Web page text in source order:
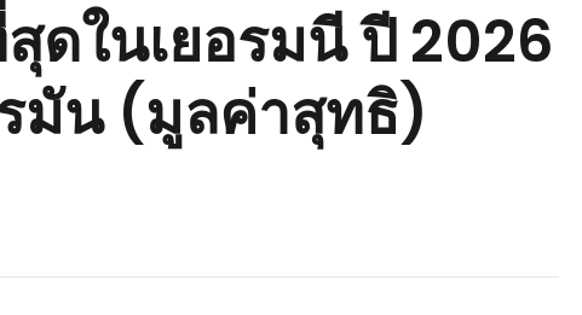
ดในเยอรมนี ปี 2026
มัน (มูลค่าสุทธิ)